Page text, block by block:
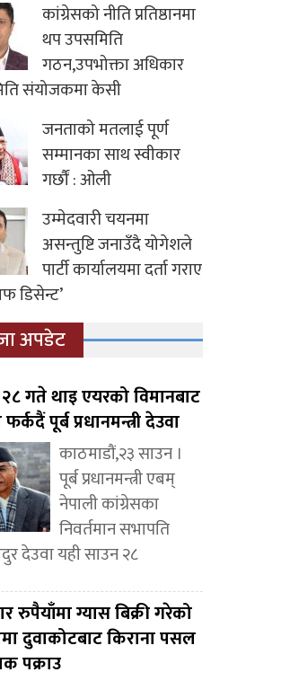
कांग्रेसको नीति प्रतिष्ठानमा
थप उपसमिति
गठन,उपभोक्ता अधिकार
संयोजकमा केसी
जनताको मतलाई पूर्ण
सम्मानका साथ स्वीकार
गर्छौं : ओली
उम्मेदवारी चयनमा
असन्तुष्टि जनाउँदै योगेशले
पार्टी कार्यालयमा दर्ता गराए
डिसेन्ट’
अपडेट
गते थाइ एयरको विमानबाट
पूर्ब प्रधानमन्त्री देउवा
काठमाडौं,२३ साउन ।
पूर्ब प्रधानमन्त्री एबम्
नेपाली कांग्रेसका
निवर्तमान सभापति
देउवा यही साउन २८
रुपैयाँमा ग्यास बिक्री गरेको
दुवाकोटबाट किराना पसल
पक्राउ